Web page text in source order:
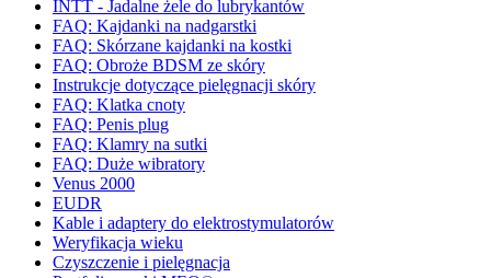
INTT - Jadalne żele do lubrykantów
FAQ: Kajdanki na nadgarstki
FAQ: Skórzane kajdanki na kostki
FAQ: Obroże BDSM ze skóry
Instrukcje dotyczące pielęgnacji skóry
FAQ: Klatka cnoty
FAQ: Penis plug
FAQ: Klamry na sutki
FAQ: Duże wibratory
Venus 2000
EUDR
Kable i adaptery do elektrostymulatorów
Weryfikacja wieku
Czyszczenie i pielęgnacja